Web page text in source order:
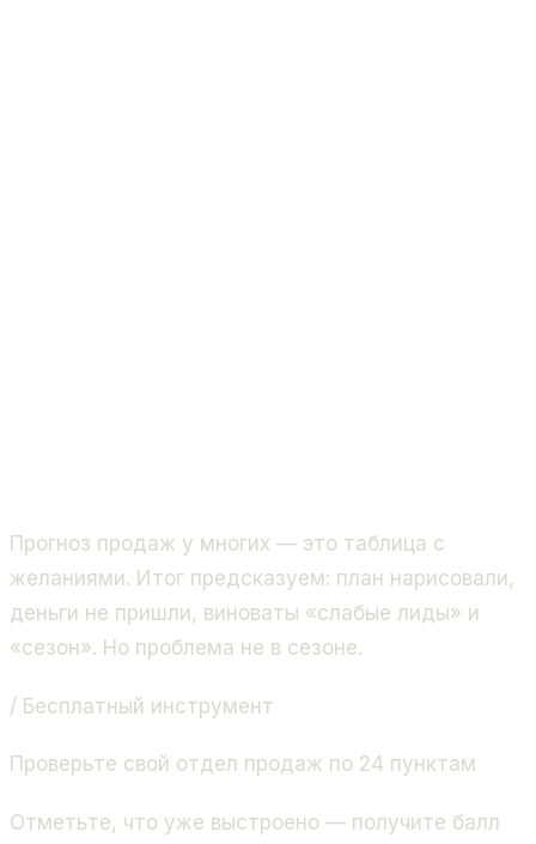
Прогноз продаж у многих — это таблица с
желаниями. Итог предсказуем: план нарисовали,
деньги не пришли, виноваты «слабые лиды» и
«сезон». Но проблема не в сезоне.
/ Бесплатный инструмент
Проверьте свой отдел продаж по 24 пунктам
Отметьте, что уже выстроено — получите балл